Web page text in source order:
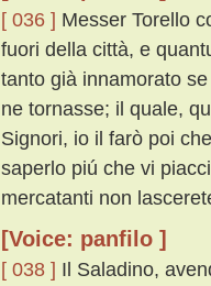
[ 036 ] Messer Torello
fuori della città, e
tanto già innamorato
ne tornasse; il quale,
Signori, io il farò poi
saperlo piú che vi
mercatanti non
[Voice: panfilo ]
[ 038 ] Il Saladino,